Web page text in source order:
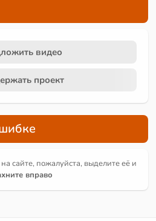
видео
проект
сайте, пожалуйста, выделите её и
вправо